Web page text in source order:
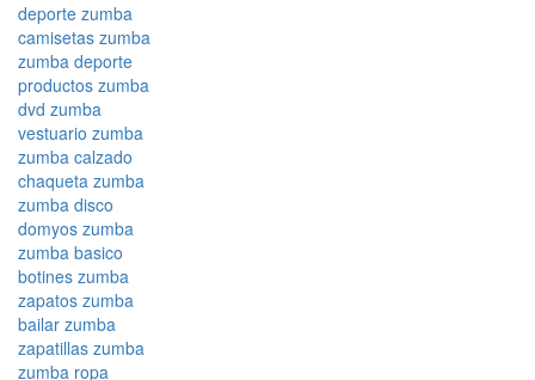
deporte zumba
camisetas zumba
zumba deporte
productos zumba
dvd zumba
vestuario zumba
zumba calzado
chaqueta zumba
zumba disco
domyos zumba
zumba basico
botines zumba
zapatos zumba
bailar zumba
zapatillas zumba
zumba ropa